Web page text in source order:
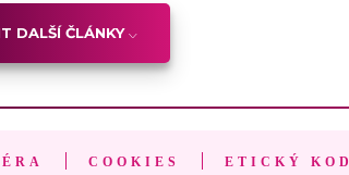
DALŠÍ ČLÁNKY
COOKIES ETICKÝ